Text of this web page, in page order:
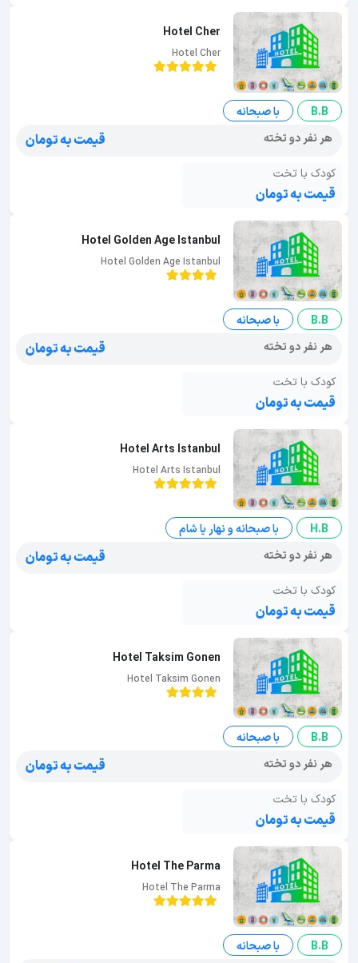
Hotel Cher
Hotel Cher
B.B
با صبحانه
هر نفر دو تخته
قیمت به تومان
کودک با تخت
قیمت به تومان
Hotel Golden Age Istanbul
Hotel Golden Age Istanbul
B.B
با صبحانه
هر نفر دو تخته
قیمت به تومان
کودک با تخت
قیمت به تومان
Hotel Arts Istanbul
Hotel Arts Istanbul
H.B
با صبحانه و نهار یا شام
هر نفر دو تخته
قیمت به تومان
کودک با تخت
قیمت به تومان
Hotel Taksim Gonen
Hotel Taksim Gonen
B.B
با صبحانه
هر نفر دو تخته
قیمت به تومان
کودک با تخت
قیمت به تومان
Hotel The Parma
Hotel The Parma
B.B
با صبحانه